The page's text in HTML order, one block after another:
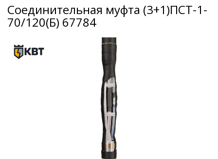
Соединительная муфта (3+1)ПСТ-1-
70/120(Б) 67784